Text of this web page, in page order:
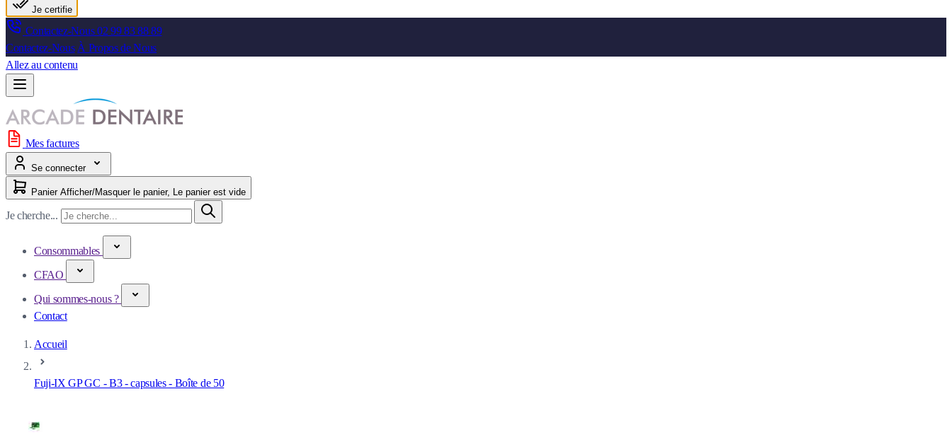
Je certifie
Contactez-Nous02 99 83 88 89
Contactez-Nous À Propos de Nous
Allez au contenu
Mes factures
Se connecter
Panier Afficher/Masquer le panier, Le panier est vide
Je cherche...
Consommables
CFAO
Qui sommes-nous ?
Contact
Accueil
Fuji-IX GP GC - B3 - capsules - Boîte de 50